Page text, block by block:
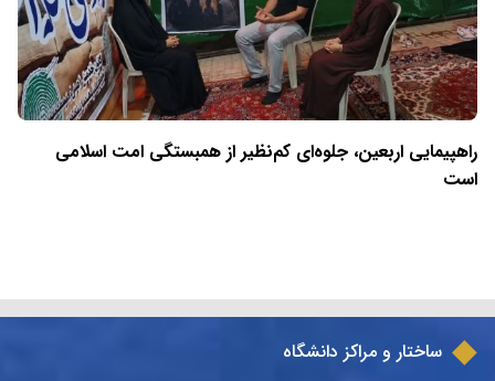
راهپیمایی اربعین، جلوه‌ای کم‌نظیر از همبستگی امت اسلامی
است
ساختار و مراکز دانشگاه